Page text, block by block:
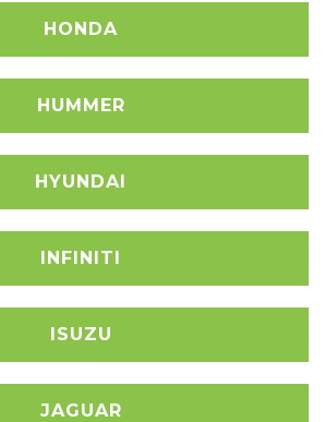
HONDA
HUMMER
HYUNDAI
INFINITI
ISUZU
JAGUAR